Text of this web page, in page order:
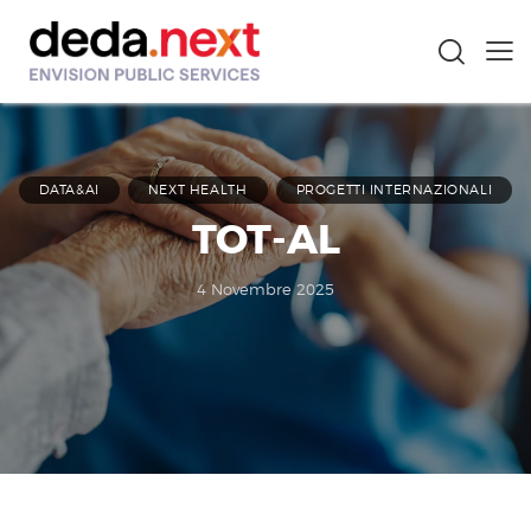
DATA&AI NEXT HEALTH PROGETTI INTERNAZIONALI
TOT-AL
4 Novembre 2025